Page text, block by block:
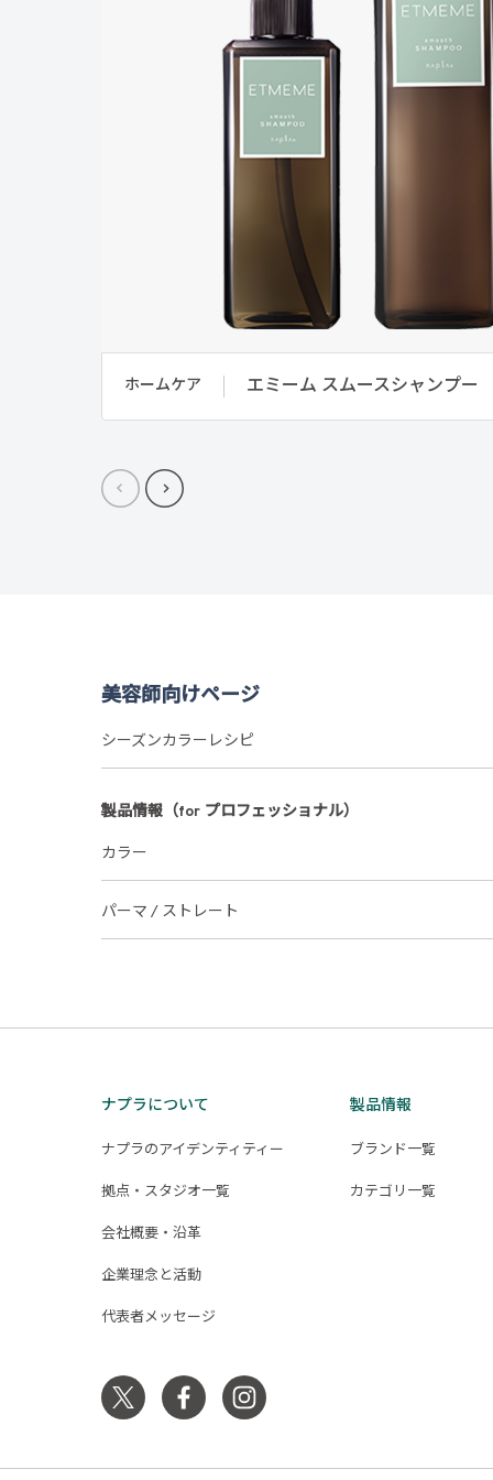
ホームケア エミーム スムースシャンプー
美容師向けページ
シーズンカラーレシピ
製品情報（for プロフェッショナル）
カラー
パーマ / ストレート
ナプラについて
ナプラのアイデンティティー
拠点・スタジオ一覧
会社概要・沿革
企業理念と活動
代表者メッセージ
製品情報
ブランド一覧
カテゴリ一覧